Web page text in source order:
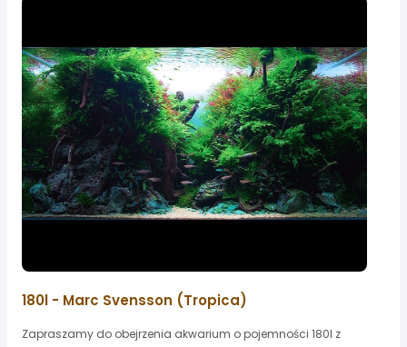
180l - Marc Svensson (Tropica)
Zapraszamy do obejrzenia akwarium o pojemności 180l z